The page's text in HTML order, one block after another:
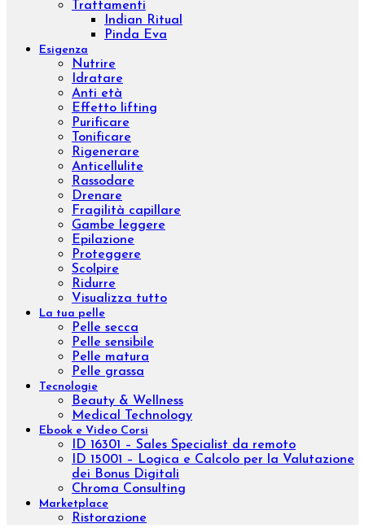
Aromatic natural oil
Aromatic sinergy
Dust
Concentrated
Wrap remodeling
Slim
Trattamenti
Brossage H2O
Lissaggio
Sculpture Wrap
Wrap Dren Massage
Velashape
Carbossiterapia
Epilazione laser ad Alessandrite
Benessere
Prodotti
Integratori
Aromaterapia
Kit
Linee
Aromatic natural oil
Aromatic sinergy
Oleum
Trattamenti
Indian Ritual
Esigenza
Nutrire
Idratare
Anti età
Effetto lifting
Purificare
Tonificare
Rigenerare
Anticellulite